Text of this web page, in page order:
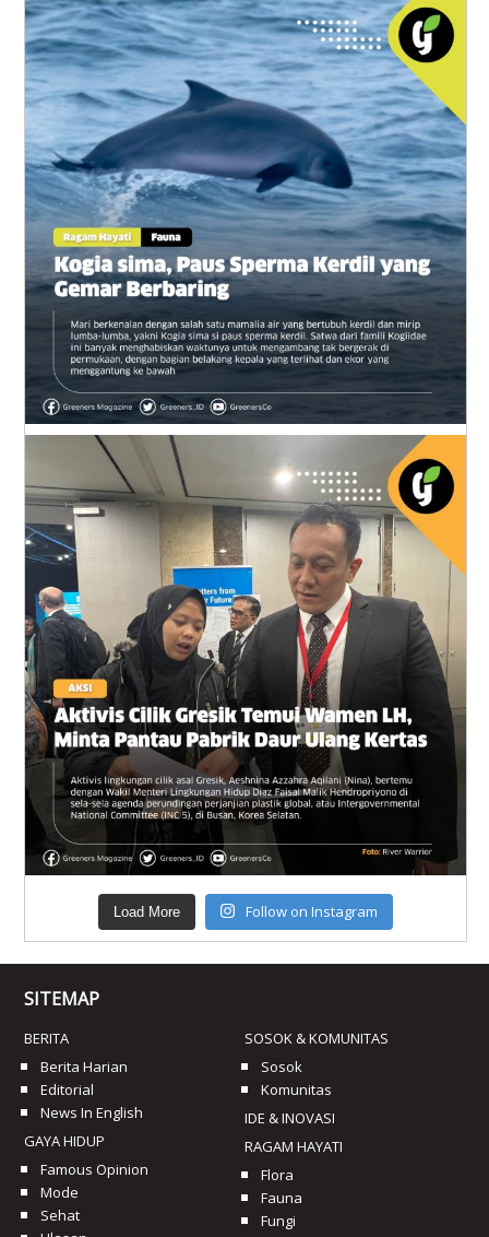
Load More Follow on Instagram
SITEMAP
BERITA
Berita Harian
Editorial
News In English
GAYA HIDUP
Famous Opinion
Mode
Sehat
SOSOK & KOMUNITAS
Sosok
Komunitas
IDE & INOVASI
RAGAM HAYATI
Flora
Fauna
Fungi